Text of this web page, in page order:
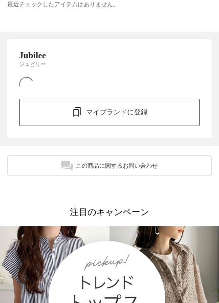
最近チェックしたアイテムはありません。
Jubilee
ジュビリー
マイブランドに登録
この商品に関するお問い合わせ
注目のキャンペーン